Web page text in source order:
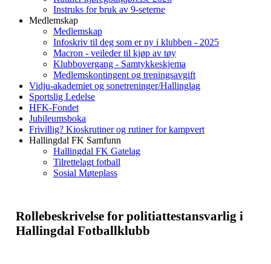
Instruks for bruk av 9-seterne
Medlemskap
Medlemskap
Infoskriv til deg som er ny i klubben - 2025
Macron - veileder til kjøp av tøy
Klubbovergang - Samtykkeskjema
Medlemskontingent og treningsavgift
Vidju-akademiet og sonetreninger/Hallinglag
Sportslig Ledelse
HFK-Fondet
Jubileumsboka
Frivillig? Kioskrutiner og rutiner for kampvert
Hallingdal FK Samfunn
Hallingdal FK Gatelag
Tilrettelagt fotball
Sosial Møteplass
Rollebeskrivelse for politiattestansvarlig i
Hallingdal Fotballklubb